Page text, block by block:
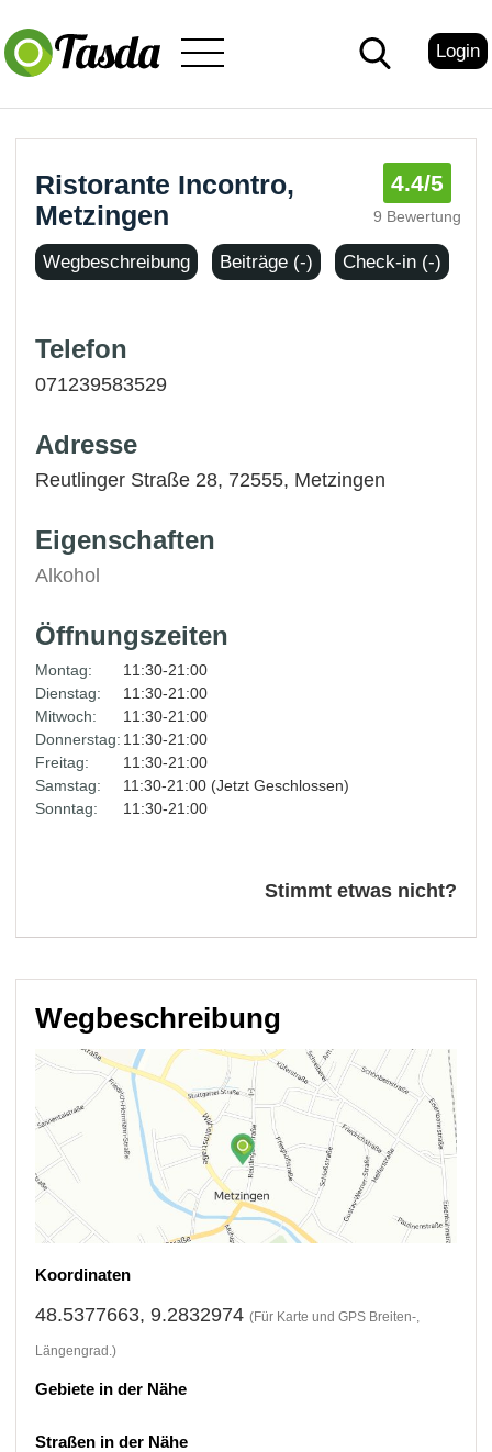
Login
Ristorante Incontro,
Metzingen
4.4/5
9 Bewertung
Wegbeschreibung Beiträge (-) Check-in (-)
Telefon
071239583529
Adresse
Reutlinger Straße 28, 72555, Metzingen
Eigenschaften
Alkohol
Öffnungszeiten
Montag:
11:30-21:00
Dienstag:
11:30-21:00
Mitwoch:
11:30-21:00
Donnerstag: 11:30-21:00
Freitag:
11:30-21:00
Samstag:
11:30-21:00 (Jetzt Geschlossen)
Sonntag:
11:30-21:00
Stimmt etwas nicht?
Wegbeschreibung
Koordinaten
48.5377663, 9.2832974 (Für Karte und GPS Breiten-,
Längengrad.)
Gebiete in der Nähe
Straßen in der Nähe